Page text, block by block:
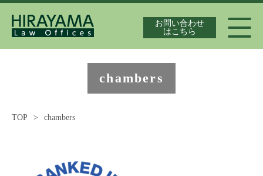
お問い合わせ
はこちら
代表弁護士紹介
chambers
TOP > chambers